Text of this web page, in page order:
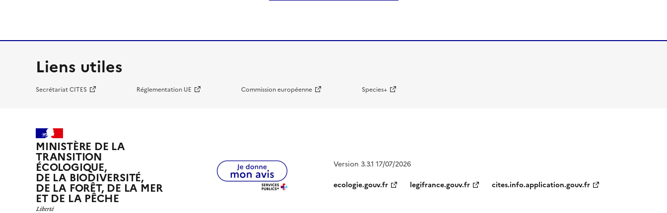
Liens utiles
Secrétariat CITES Réglementation UE Commission européenne Species+
MINISTÈRE DE LA
TRANSITION
ÉCOLOGIQUE,
DE LA BIODIVERSITÉ,
DE LA FORÊT, DE LA MER
ET DE LA PÊCHE
Version 3.3.1 17/07/2026
ecologie.gouv.fr
legifrance.gouv.fr cites.info.application.gouv.fr